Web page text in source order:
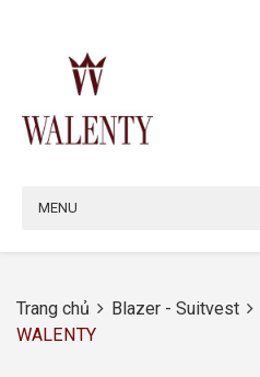
MENU
Trang chủ Blazer - Suitvest
WALENTY